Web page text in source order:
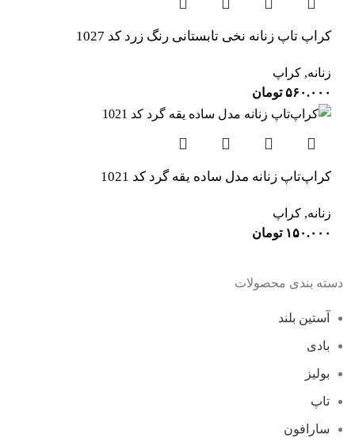
کراپ تاپ زنانه نخی تابستانی رنگ زرد کد 1027
زنانه, کراپ
۵۶۰.۰۰۰ تومان
کراپ‌تاپ زنانه مدل ساده یقه گرد کد 1021
زنانه, کراپ
۱۵۰.۰۰۰ تومان
دسته بندی محصولات
آستین بلند
بادی
بولیز
تاپ
سارافون